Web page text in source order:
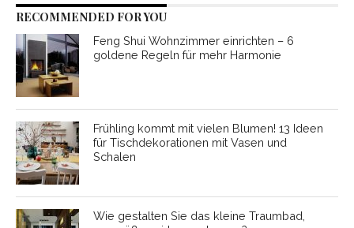
RECOMMENDED FOR YOU
Feng Shui Wohnzimmer einrichten – 6
goldene Regeln für mehr Harmonie
Frühling kommt mit vielen Blumen! 13 Ideen
für Tischdekorationen mit Vasen und
Schalen
Wie gestalten Sie das kleine Traumbad,